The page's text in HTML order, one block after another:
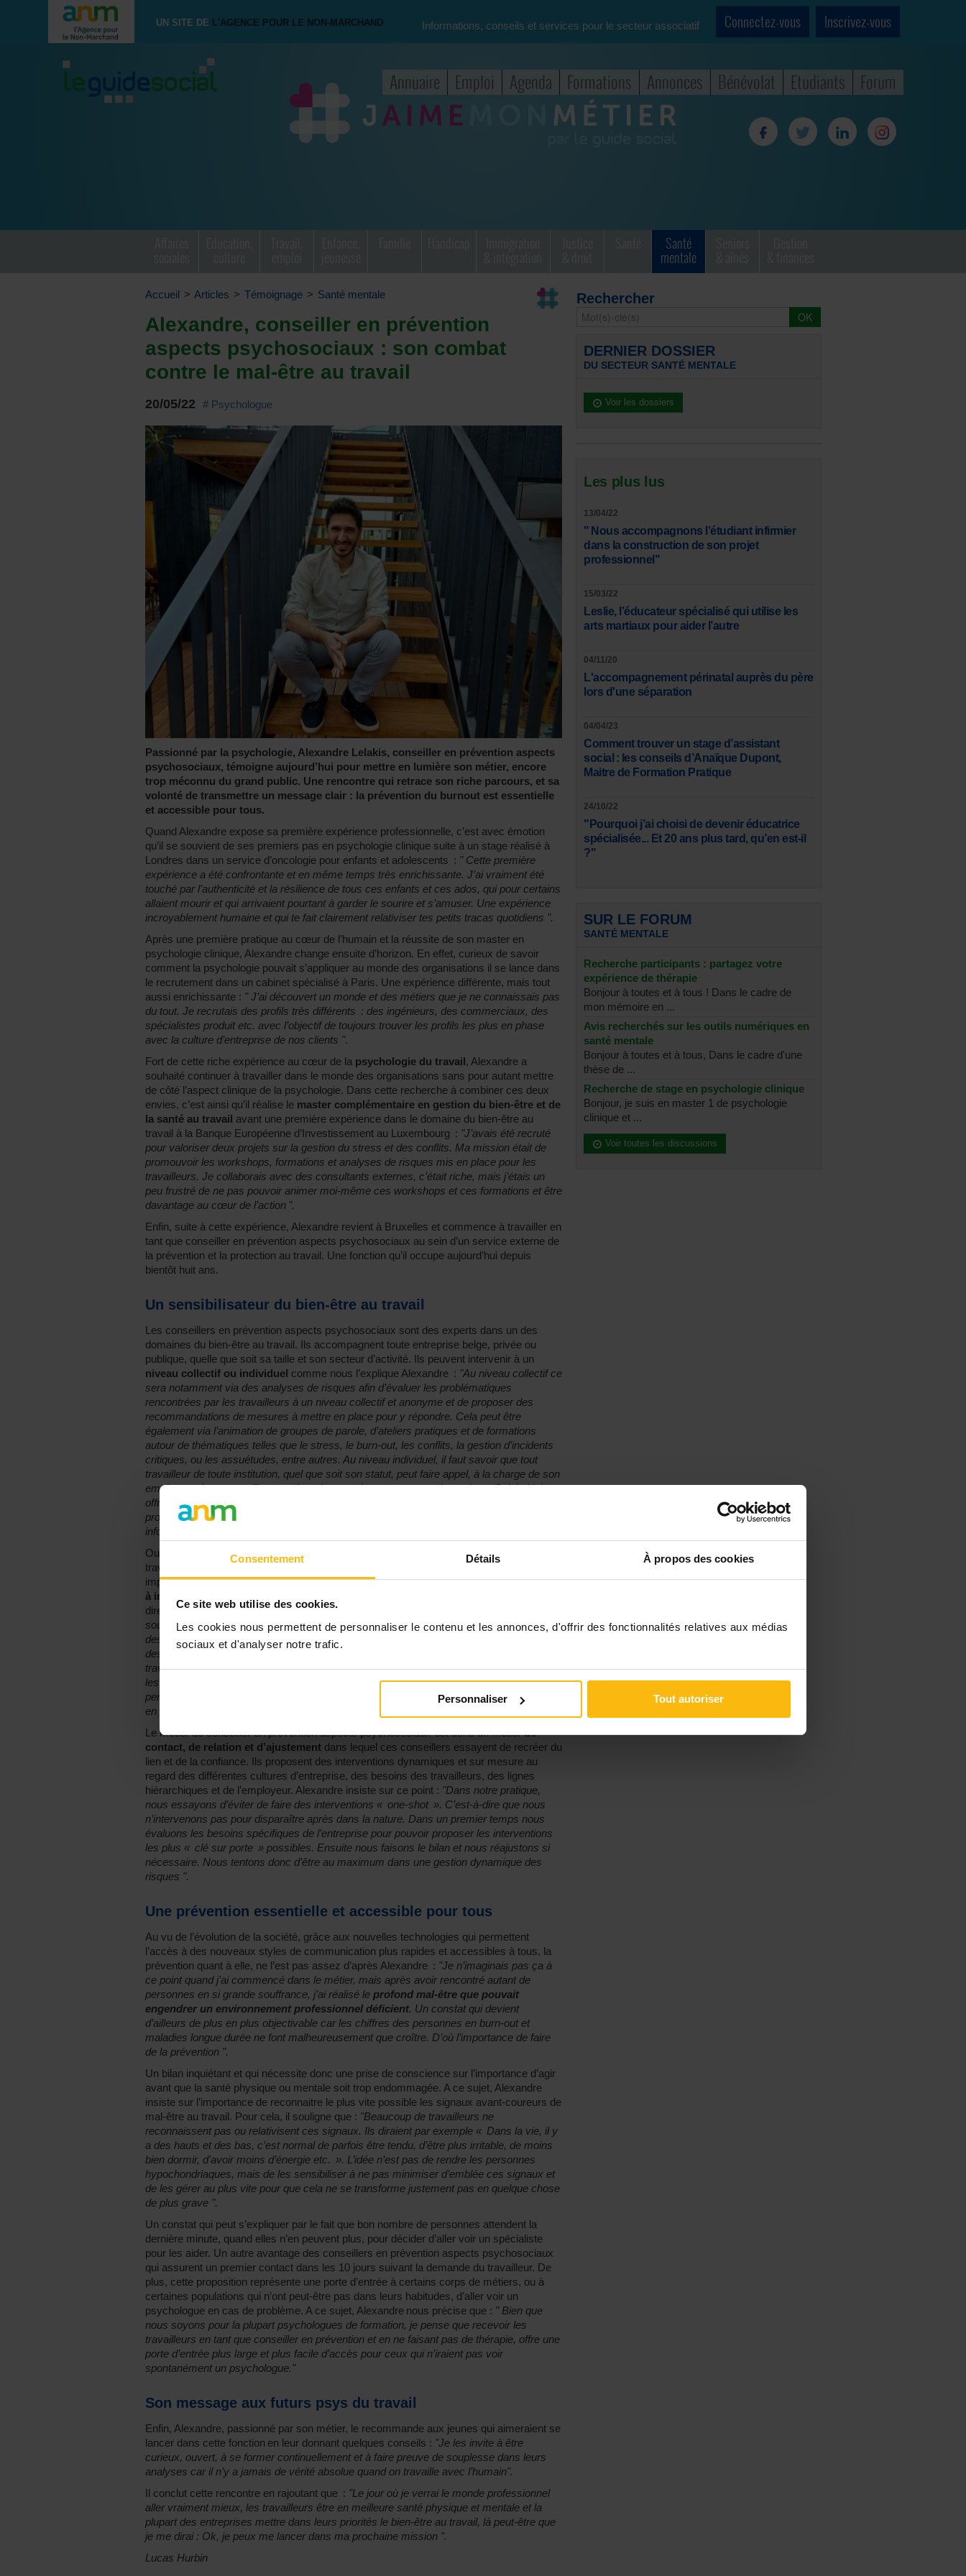
Consentement Détails À propos des cookies
Ce site web utilise des cookies.
Les cookies nous permettent de personnaliser le contenu et les annonces, d'offrir des fonctionnalités relatives aux médias
sociaux et d'analyser notre trafic.
Personnaliser Tout autoriser
UN SITE DE L'AGENCE POUR LE NON-MARCHAND Informations, conseils et services pour le secteur associatif Connectez-vous Inscrivez-vous
Annuaire Emploi Agenda Formations Annonces Bénévolat Etudiants Forum
Santé
mentale
Accueil > Articles > Témoignage > Santé mentale
Alexandre, conseiller en prévention
aspects psychosociaux : son combat
contre le mal-être au travail
20/05/22 # Psychologue
Passionné par la psychologie, Alexandre Lelakis, conseiller en prévention aspects
psychosociaux, témoigne aujourd’hui pour mettre en lumière son métier, encore
trop méconnu du grand public. Une rencontre qui retrace son riche parcours, et sa
volonté de transmettre un message clair : la prévention du burnout est essentielle
et accessible pour tous.
Quand Alexandre expose sa première expérience professionnelle, c’est avec émotion
qu’il se souvient de ses premiers pas en psychologie clinique suite à un stage réalisé à
Londres dans un service d’oncologie pour enfants et adolescents : " Cette première
expérience a été confrontante et en même temps très enrichissante. J’ai vraiment été
touché par l’authenticité et la résilience de tous ces enfants et ces ados, qui pour certains
allaient mourir et qui arrivaient pourtant à garder le sourire et s’amuser. Une expérience
incroyablement humaine et qui te fait clairement relativiser tes petits tracas quotidiens ".
Après une première pratique au cœur de l’humain et la réussite de son master en
psychologie clinique, Alexandre change ensuite d’horizon. En effet, curieux de savoir
comment la psychologie pouvait s’appliquer au monde des organisations il se lance dans
le recrutement dans un cabinet spécialisé à Paris. Une expérience différente, mais tout
aussi enrichissante : " J’ai découvert un monde et des métiers que je ne connaissais pas
du tout. Je recrutais des profils très différents : des ingénieurs, des commerciaux, des
spécialistes produit etc. avec l’objectif de toujours trouver les profils les plus en phase
avec la culture d’entreprise de nos clients ".
Fort de cette riche expérience au cœur de la psychologie du travail, Alexandre a
souhaité continuer à travailler dans le monde des organisations sans pour autant mettre
de côté l’aspect clinique de la psychologie. Dans cette recherche à combiner ces deux
envies, c’est ainsi qu’il réalise le master complémentaire en gestion du bien-être et de
la santé au travail avant une première expérience dans le domaine du bien-être au
travail à la Banque Européenne d’Investissement au Luxembourg : "J’avais été recruté
pour valoriser deux projets sur la gestion du stress et des conflits. Ma mission était de
promouvoir les workshops, formations et analyses de risques mis en place pour les
travailleurs. Je collaborais avec des consultants externes, c’était riche, mais j’étais un
peu frustré de ne pas pouvoir animer moi-même ces workshops et ces formations et être
davantage au cœur de l’action ".
Enfin, suite à cette expérience, Alexandre revient à Bruxelles et commence à travailler en
tant que conseiller en prévention aspects psychosociaux au sein d’un service externe de
la prévention et la protection au travail. Une fonction qu’il occupe aujourd’hui depuis
bientôt huit ans.
Un sensibilisateur du bien-être au travail
Les conseillers en prévention aspects psychosociaux sont des experts dans un des
domaines du bien-être au travail. Ils accompagnent toute entreprise belge, privée ou
publique, quelle que soit sa taille et son secteur d’activité. Ils peuvent intervenir à un
niveau collectif ou individuel comme nous l’explique Alexandre : "Au niveau collectif ce
sera notamment via des analyses de risques afin d’évaluer les problématiques
rencontrées par les travailleurs à un niveau collectif et anonyme et de proposer des
recommandations de mesures à mettre en place pour y répondre. Cela peut être
également via l’animation de groupes de parole, d’ateliers pratiques et de formations
autour de thématiques telles que le stress, le burn-out, les conflits, la gestion d’incidents
critiques, ou les assuétudes, entre autres. Au niveau individuel, il faut savoir que tout
travailleur de toute institution, quel que soit son statut, peut faire appel, à la charge de son
employeur, à un conseiller en prévention pour les aspects psychosociaux. Celui-ci lui
offre une écoute active, un échange sur ses problématiques sous le sceau du secret
professionnel et l’accompagne, au besoin, vers une intervention adaptée à un niveau
informel ou formel."
Ouvrant les ponts de la communication entre l’employeur, les lignes hiérarchiques et les
travailleurs, Alexandre intervient en toute neutralité, avec l’accord des personnes
impliquées,pour relayer leur mal-être au travail et réfléchir à des pistes de solutions
à implémenter pour améliorer la situation
dire qu’il y a encore de la confusion sur le rôle de ces conseillers :
souvent que nous sommes pro employeur, ou pro travailleurs, mais nous ne sommes ni
des représentants syndicaux qui prennent parti pour les travailleurs et les défendent ni
des représentants de l’employeur qui engagent sa responsabilité. En réalité, nous
travaillons plutôt main dans la main avec ces acteurs, parfois comme un médiateur, en
les sensibilisant à l’importance de reconnaitre la souffrance ressentie par toutes les
personnes impliquées et en les conseillant sur les solutions les plus adéquates à mettre
en place ".
Le métier de conseiller en prévention aspects psychosociaux est donc un métierde
contact, de relation et d’ajustement dans lequel ces conseillers essayent de recréer du
lien et de la confiance. Ils proposent des interventions dynamiques et sur mesure au
regard des différentes cultures d’entreprise, des besoins des travailleurs, des lignes
hiérarchiques et de l’employeur. Alexandre insiste sur ce point : "Dans notre pratique,
nous essayons d’éviter de faire des interventions « one-shot ». C’est-à-dire que nous
n’intervenons pas pour disparaître après dans la nature. Dans un premier temps nous
évaluons les besoins spécifiques de l’entreprise pour pouvoir proposer les interventions
les plus « clé sur porte » possibles. Ensuite nous faisons le bilan et nous réajustons si
nécessaire. Nous tentons donc d’être au maximum dans une gestion dynamique des
risques ".
Une prévention essentielle et accessible pour tous
Au vu de l’évolution de la société, grâce aux nouvelles technologies qui permettent
l’accès à des nouveaux styles de communication plus rapides et accessibles à tous, la
prévention quant à elle, ne l’est pas assez d’après Alexandre : "Je n’imaginais pas ça à
ce point quand j’ai commencé dans le métier, mais après avoir rencontré autant de
personnes en si grande souffrance, j’ai réalisé le profond mal-être que pouvait
engendrer un environnement professionnel déficient. Un constat qui devient
d’ailleurs de plus en plus objectivable car les chiffres des personnes en burn-out et
maladies longue durée ne font malheureusement que croître. D’où l’importance de faire
de la prévention ".
Un bilan inquiétant et qui nécessite donc une prise de conscience sur l’importance d’agir
avant que la santé physique ou mentale soit trop endommagée. A ce sujet, Alexandre
insiste sur l’importance de reconnaitre le plus vite possible les signaux avant-coureurs de
mal-être au travail. Pour cela, il souligne que : "Beaucoup de travailleurs ne
reconnaissent pas ou relativisent ces signaux. Ils diraient par exemple « Dans la vie, il y
a des hauts et des bas, c’est normal de parfois être tendu, d’être plus irritable, de moins
bien dormir, d’avoir moins d’énergie etc. ». L’idée n’est pas de rendre les personnes
hypochondriaques, mais de les sensibiliser à ne pas minimiser d’emblée ces signaux et
de les gérer au plus vite pour que cela ne se transforme justement pas en quelque chose
de plus grave ".
Un constat qui peut s’expliquer par le fait que bon nombre de personnes attendent la
dernière minute, quand elles n’en peuvent plus, pour décider d’aller voir un spécialiste
pour les aider. Un autre avantage des conseillers en prévention aspects psychosociaux
qui assurent un premier contact dans les 10 jours suivant la demande du travailleur. De
plus, cette proposition représente une porte d’entrée à certains corps de métiers, ou à
certaines populations qui n’ont peut-être pas dans leurs habitudes, d’aller voir un
psychologue en cas de problème. A ce sujet, Alexandre nous précise que : " Bien que
nous soyons pour la plupart psychologues de formation, je pense que recevoir les
travailleurs en tant que conseiller en prévention et en ne faisant pas de thérapie, offre une
porte d’entrée plus large et plus facile d’accès pour ceux qui n’iraient pas voir
spontanément un psychologue."
Son message aux futurs psys du travail
Enfin, Alexandre, passionné par son métier, le recommande aux jeunes qui aimeraient se
lancer dans cette fonction en leur donnant quelques conseils : "Je les invite à être
curieux, ouvert, à se former continuellement et à faire preuve de souplesse dans leurs
analyses car il n’y a jamais de vérité absolue quand on travaille avec l’humain".
Il conclut cette rencontre en rajoutant que : "Le jour où je verrai le monde professionnel
aller vraiment mieux, les travailleurs être en meilleure santé physique et mentale et la
plupart des entreprises mettre dans leurs priorités le bien-être au travail, là peut-être que
je me dirai : Ok, je peux me lancer dans ma prochaine mission ".
Lucas Hurbin
Rechercher
DERNIER DOSSIER
DU SECTEUR SANTÉ MENTALE
Voir les dossiers
Les plus lus
13/04/22
" Nous accompagnons l’étudiant infirmier
dans la construction de son projet
professionnel"
15/03/22
Leslie, l’éducateur spécialisé qui utilise les
arts martiaux pour aider l’autre
04/11/20
L'accompagnement périnatal auprès du père
lors d'une séparation
04/04/23
Comment trouver un stage d’assistant
social : les conseils d’Anaïque Dupont,
Maitre de Formation Pratique
24/10/22
"Pourquoi j’ai choisi de devenir éducatrice
spécialisée... Et 20 ans plus tard, qu’en est-il
?"
SUR LE FORUM
SANTÉ MENTALE
Recherche participants : partagez votre
expérience de thérapie
Bonjour à toutes et à tous ! Dans le cadre de
mon mémoire en ...
Avis recherchés sur les outils numériques en
santé mentale
Bonjour à toutes et à tous, Dans le cadre d'une
thèse de ...
Recherche de stage en psychologie clinique
Bonjour, je suis en master 1 de psychologie
clinique et ...
Voir toutes les discussions